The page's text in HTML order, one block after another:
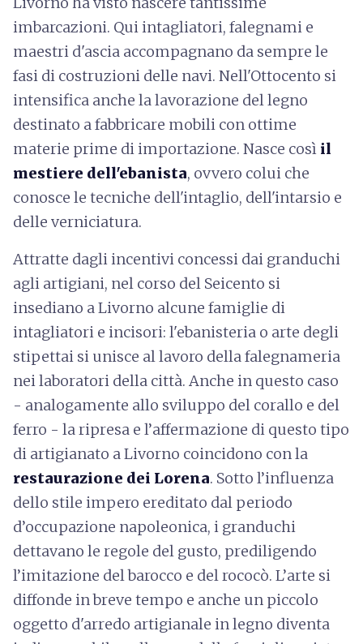
imbarcazioni. Qui intagliatori, falegnami e
maestri d'ascia accompagnano da sempre le
fasi di costruzioni delle navi. Nell'Ottocento si
intensifica anche la lavorazione del legno
destinato a fabbricare mobili con ottime
materie prime di importazione. Nasce così il
mestiere dell'ebanista, ovvero colui che
conosce le tecniche dell'intaglio, dell'intarsio e
delle verniciatura.
Attratte dagli incentivi concessi dai granduchi
agli artigiani, nel corso del Seicento si
insediano a Livorno alcune famiglie di
intagliatori e incisori: l'ebanisteria o arte degli
stipettai si unisce al lavoro della falegnameria
nei laboratori della città. Anche in questo caso
- analogamente allo sviluppo del corallo e del
ferro - la ripresa e l’affermazione di questo tipo
di artigianato a Livorno coincidono con la
restaurazione dei Lorena. Sotto l’influenza
dello stile impero ereditato dal periodo
d’occupazione napoleonica, i granduchi
dettavano le regole del gusto, prediligendo
l’imitazione del barocco e del rococò. L’arte si
diffonde in breve tempo e anche un piccolo
oggetto d'arredo artigianale in legno diventa